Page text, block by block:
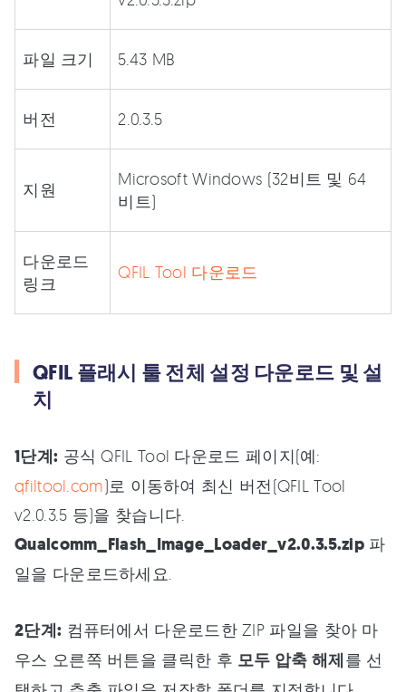
파일 크기 5.43 MB
버전 2.0.3.5
지원
Microsoft Windows (32비트 및 64
비트)
다운로드
링크
QFIL Tool 다운로드
QFIL 플래시 툴 전체 설정 다운로드 및 설
치
1단계: 공식 QFIL Tool 다운로드 페이지(예:
qfiltool.com)로 이동하여 최신 버전(QFIL Tool
v2.0.3.5 등)을 찾습니다.
Qualcomm_Flash_Image_Loader_v2.0.3.5.zip 파
일을 다운로드하세요.
2단계: 컴퓨터에서 다운로드한 ZIP 파일을 찾아 마
우스 오른쪽 버튼을 클릭한 후 모두 압축 해제를 선